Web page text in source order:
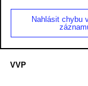
Nahlásit chybu
VVP